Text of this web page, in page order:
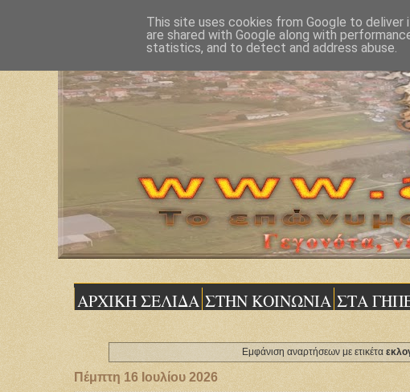
ΑΡΧΙΚΗ ΣΕΛΙΔΑ ΣΤΗΝ ΚΟΙΝΩΝΙΑ ΣΤΑ
Εμφάνιση αναρτήσεων με ετικέτα
Πέμπτη 16 Ιουλίου 2026
This site uses cookies from Google to deliver
are shared with Google along with
statistics, and to detect and address abuse.